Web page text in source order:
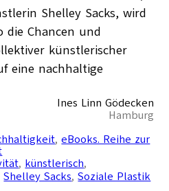
Shelley Sacks, wird
die Chancen und
künstlerischer
eine nachhaltige
Ines Linn Gödecken
Hamburg
, eBooks. Reihe zur
, künstlerisch
Shelley Sacks, Soziale Plastik